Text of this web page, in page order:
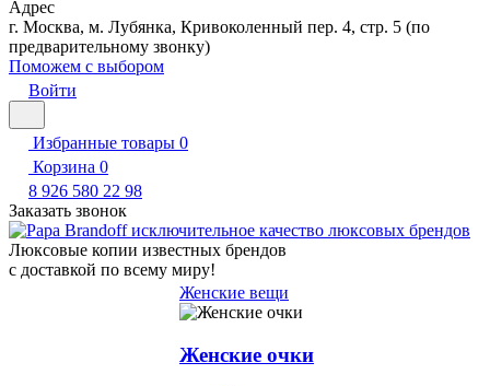
Адрес
г. Москва, м. Лубянка, Кривоколенный пер. 4, стр. 5 (по
предварительному звонку)
Поможем с выбором
Войти
Избранные товары 0
Корзина 0
8 926 580 22 98
Заказать звонок
Люксовые копии известных брендов
с доставкой по всему миру!
Женские вещи
Женские очки